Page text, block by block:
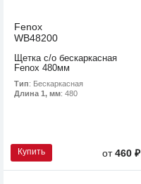
Fenox
WB48200
Щетка с/о бескаркасная
Fenox 480мм
Тип: Бескаркасная
Длина 1, мм: 480
Купить от460 ₽